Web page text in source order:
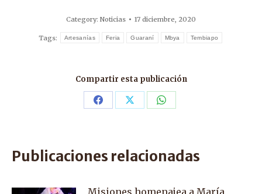
Category: Noticias 17 diciembre, 2020
Tags: Artesanías Feria Guaraní Mbya Tembiapo
Compartir esta publicación
Share Share Share
Publicaciones relacionadas
Misiones homenajea a María